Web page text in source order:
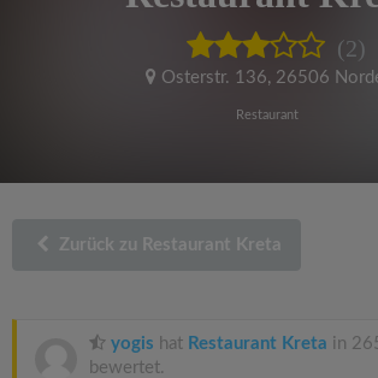
(2)
Osterstr. 136, 26506
Restaurant
Zurück zu Restaurant Kreta
yogis hat Restaurant Kreta in
bewertet.